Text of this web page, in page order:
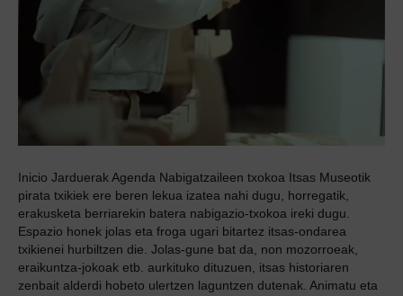
Inicio Jarduerak Agenda Nabigatzaileen txokoa Itsas Museotik
pirata txikiek ere beren lekua izatea nahi dugu, horregatik,
erakusketa berriarekin batera nabigazio-txokoa ireki dugu.
Espazio honek jolas eta froga ugari bitartez itsas-ondarea
txikienei hurbiltzen die. Jolas-gune bat da, non mozorroeak,
eraikuntza-jokoak etb. aurkituko dituzuen, itsas historiaren
zenbait alderdi hobeto ulertzen laguntzen dutenak. Animatu eta